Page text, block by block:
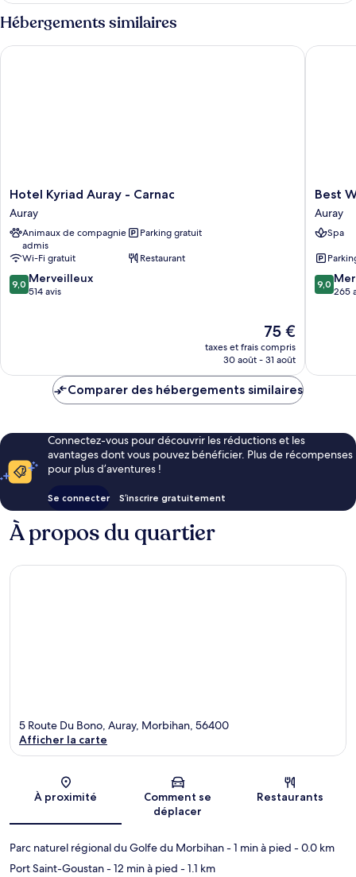
(Shower)
type
de
chambre
Chambre
Hébergements similaires
Hotel
Kyriad
Auray
-
Carnac
Auray
Hotel Kyriad Auray - Carnac
Auray
Animaux de compagnie
admis
Parking gratuit
Wi-Fi gratuit
Restaurant
9.0
sur
9,0 Merveilleux
514 avis
Le
nouveau
prix
de
75 €
taxes et frais compris
30 août - 31 août
Hotel Kyriad Auray - Carnac
Best
Western
Auray
Le
Auray
Best
Auray
Spa
9.0
sur
9,0
265
Best
Comparer des hébergements similaires
Connectez-vous pour découvrir les réductions et les
avantages dont vous pouvez bénéficier. Plus de récompenses
pour plus d’aventures !
Se connecter S’inscrire gratuitement
À propos du quartier
Carte
5 Route Du Bono, Auray, Morbihan, 56400
Afficher la carte
À proximité
Comment se
déplacer
Restaurants
Parc naturel régional du Golfe du Morbihan- 1 min à pied - 0.0 km
Port Saint-Goustan- 12 min à pied - 1.1 km